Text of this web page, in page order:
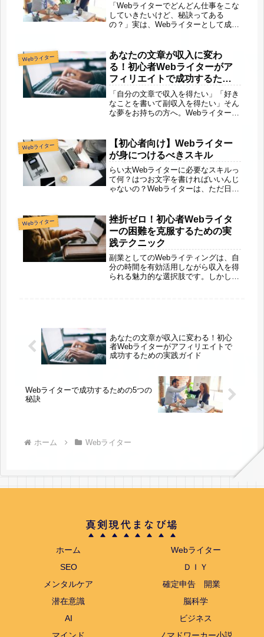
「Webライターでどんどん仕事をこな
していきたいけど、秘訣ってある
の？」実は、Webライターとして成功
イターで成功するための5つの秘訣を
紹介します。この5つを実践してい
く...
Webライター
あなたの文章が収入に変わ
る！初心者Webライターがア
フィリエイトで成功するため
の実践ガイド
「自分の文章で収入を得たい」「好き
なことを書いて副収入を得たい」そん
な夢をお持ちの方へ。Webライターと
目指す初心者のための完全ガイドで
す。この記事では、効果的な文章の書
き...
Webライター
【初心者向け】Webライター
が身につけるべきスキル
らい太Webライターに必要なスキルっ
て何？はつお文字を書ければいいんじ
ゃないの？Webライターは、ただ日本
回は、実際にWebライターとしても活
動している私が、初心者Webラ...
Webライター
挫折ゼロ！初心者Webライタ
ーの困難を克服するための実
践テクニック
副業としてのWebライティングは、自
分の時間を有効活用しながら収入を得
られる魅力的な選択肢です。しかし、
あなたの文章が収入に変わる！初心
者Webライターがアフィリエイトで
成功するための実践ガイド
Webライターで成功するための5つの
秘訣
ホーム Webライター
真剣現代まなび場
ホーム
Webライター
SEO
ＤＩＹ
メンタルケア
確定申告 開業
潜在意識
脳科学
AI
ビジネス